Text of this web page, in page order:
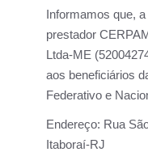
Informamos que,
prestador
Ltda-ME
aos beneficiários
Federativo e
Endereço: Rua
Itaboraí-RJ